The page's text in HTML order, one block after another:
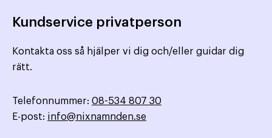
Kundservice privatperson
Kontakta oss så hjälper vi dig och/eller guidar dig
rätt.
Telefonnummer: 08-534 807 30
E-post: info@nixnamnden.se